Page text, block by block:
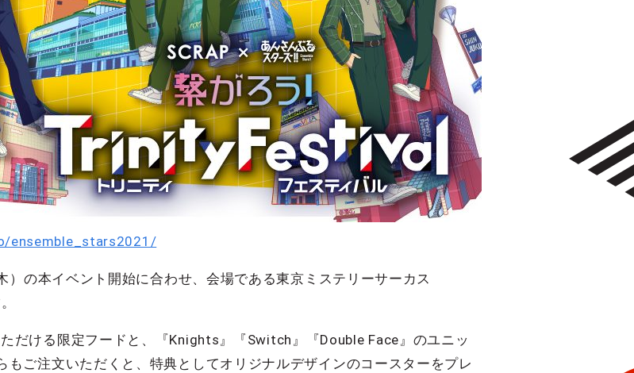
ensemble_stars2021/
の本イベント開始に合わせ、会場である東京ミステリーサーカス
だける限定フードと、『Knights』『Switch』『Double Face』のユニッ
もご注文いただくと、特典としてオリジナルデザインのコースターをプレ